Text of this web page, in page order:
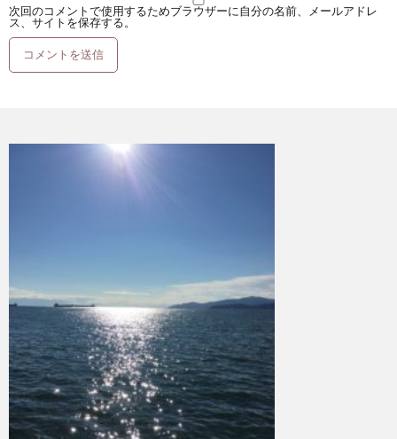
次回のコメントで使用するためブラウザーに自分の名前、メールアドレ
ス、サイトを保存する。